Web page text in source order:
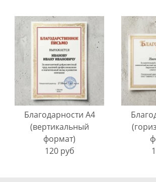
Благодарности A4
(вертикальный
формат)
120 руб